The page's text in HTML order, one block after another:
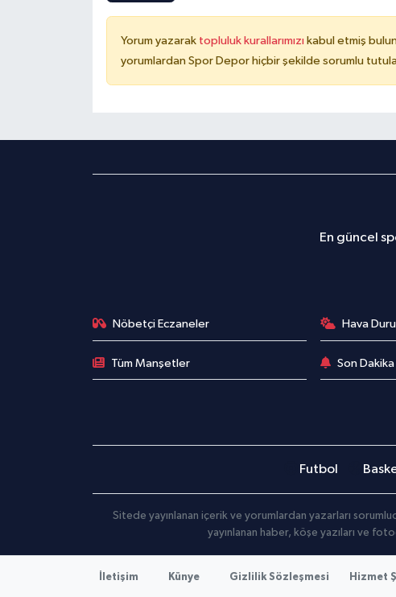
Yorum yazarak topluluk kurallarımızı kabul etmiş
yorumlardan Spor Depor hiçbir şekilde sorumlu
En güncel
Nöbetçi Eczaneler Hava
Tüm Manşetler Son
Futbol
Sitede yayınlanan içerik ve yorumlardan yazarları
yayınlanan haber, köşe yazıları ve
İletişim Künye Gizlilik Sözleşmesi Hizmet